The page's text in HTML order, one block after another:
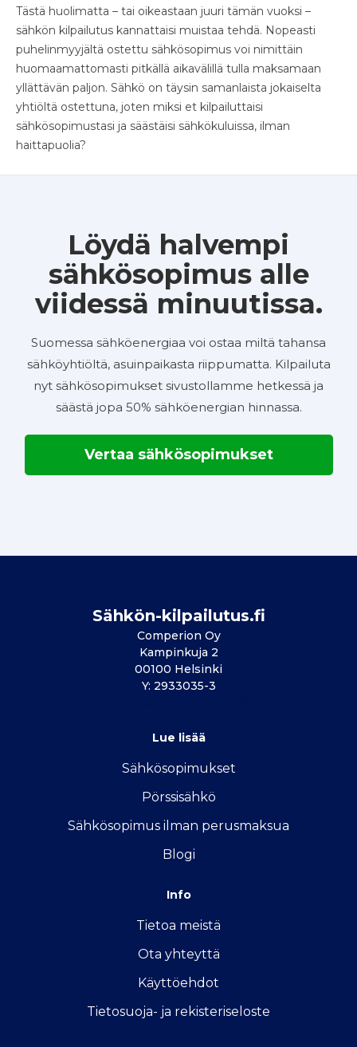
Tästä huolimatta – tai oikeastaan juuri tämän vuoksi –
sähkön kilpailutus kannattaisi muistaa tehdä. Nopeasti
puhelinmyyjältä ostettu sähkösopimus voi nimittäin
huomaamattomasti pitkällä aikavälillä tulla maksamaan
yllättävän paljon. Sähkö on täysin samanlaista jokaiselta
yhtiöltä ostettuna, joten miksi et kilpailuttaisi
sähkösopimustasi ja säästäisi sähkökuluissa, ilman
haittapuolia?
Löydä halvempi
sähkösopimus alle
viidessä minuutissa.
Suomessa sähköenergiaa voi ostaa miltä tahansa
sähköyhtiöltä, asuinpaikasta riippumatta. Kilpailuta
nyt sähkösopimukset sivustollamme hetkessä ja
säästä jopa 50% sähköenergian hinnassa.
Vertaa sähkösopimukset
Sähkön-kilpailutus.fi
Comperion Oy
Kampinkuja 2
00100 Helsinki
Y: 2933035-3
Lue lisää
Sähkösopimukset
Pörssisähkö
Sähkösopimus ilman perusmaksua
Blogi
Info
Tietoa meistä
Ota yhteyttä
Käyttöehdot
Tietosuoja- ja rekisteriseloste